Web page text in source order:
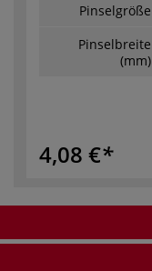
Pinselgröße
Pinselbreite
(mm)
4,08 €